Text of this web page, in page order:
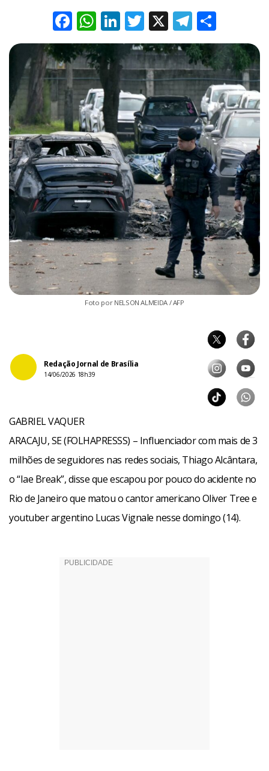
Facebook
WhatsApp
LinkedIn
Twitter
X
Foto por NELSON ALMEIDA / AFP
Redação Jornal de Brasília
14/06/2026 18h39
GABRIEL VAQUER
ARACAJU, SE (FOLHAPRESSS) – Influenciador com mais de 3
milhões de seguidores nas redes sociais, Thiago Alcântara,
o “Iae Break”, disse que escapou por pouco do acidente no
Rio de Janeiro que matou o cantor americano Oliver Tree e
youtuber argentino Lucas Vignale nesse domingo (14).